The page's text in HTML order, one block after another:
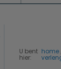
U bent
hier:
home